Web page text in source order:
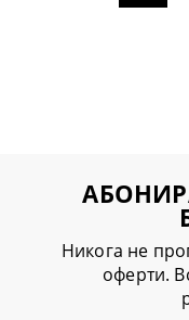
Никога не
оферти.